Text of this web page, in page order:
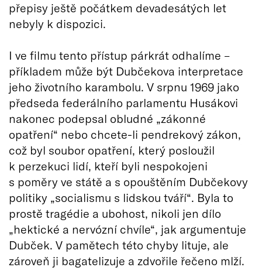
přepisy ještě počátkem devadesátých let
nebyly k dispozici.
I ve filmu tento přístup párkrát odhalíme –
příkladem může být Dubčekova interpretace
jeho životního karambolu. V srpnu 1969 jako
předseda federálního parlamentu Husákovi
nakonec podepsal obludné „zákonné
opatření“ nebo chcete-li pendrekový zákon,
což byl soubor opatření, který posloužil
k perzekuci lidí, kteří byli nespokojeni
s poměry ve státě a s opouštěním Dubčekovy
politiky „socialismu s lidskou tváří“. Byla to
prostě tragédie a ubohost, nikoli jen dílo
„hektické a nervózní chvíle“, jak argumentuje
Dubček. V pamětech této chyby lituje, ale
zároveň ji bagatelizuje a zdvořile řečeno mlží.